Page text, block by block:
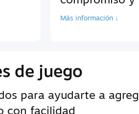
Más información ↓
de juego
para ayudarte a
con facilidad